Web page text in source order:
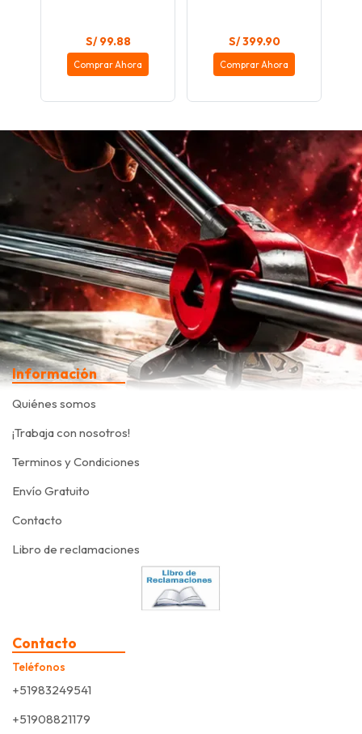
S/ 99.88
Comprar Ahora
S/ 399.90
Comprar Ahora
Información
Quiénes somos
¡Trabaja con nosotros!
Terminos y Condiciones
Envío Gratuito
Contacto
Libro de reclamaciones
Contacto
Teléfonos
+51983249541
+51908821179